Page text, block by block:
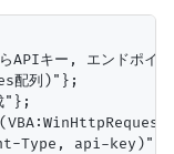
APIキー, エンドポイ
配列)"};
"};
Type, api-key)"};